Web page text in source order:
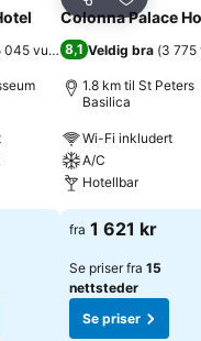
i favoritter
045 vurderinger)
Del Legg til
Colonna Palace
8,1 Veldig bra (3 775
1.8 km til St Peters
Basilica
Wi-Fi inkludert
A/C
Hotellbar
fra 1 621 kr
Se priser fra 15
nettsteder
Se priser